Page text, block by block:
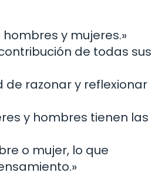
y mujeres.»
de todas sus
de razonar y reflexionar
y hombres tienen las
o mujer, lo que